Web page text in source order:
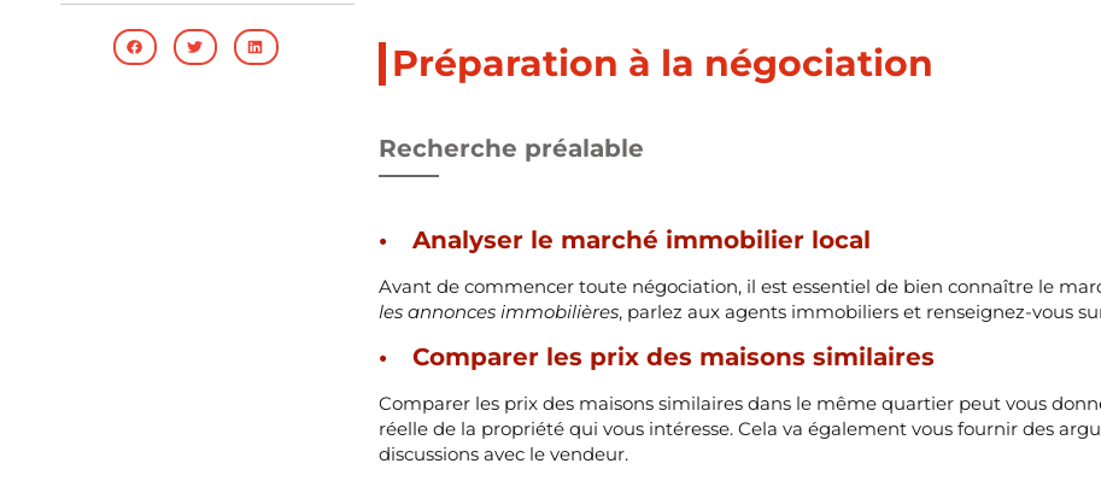
Préparation à la négociation
Recherche préalable
Analyser le marché immobilier local
Avant de commencer toute négociation, il est essentiel de bien connaître le
les annonces immobilières, parlez aux agents immobiliers et renseignez-vous
Comparer les prix des maisons similaires
Comparer les prix des maisons similaires dans le même quartier peut vous
réelle de la propriété qui vous intéresse. Cela va également vous fournir des
discussions avec le vendeur.